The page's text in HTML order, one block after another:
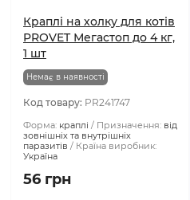
Краплі на холку для котів
PROVET Мегастоп до 4 кг,
1 шт
Немає в наявності
Код товару: PR241747
Форма: краплі Призначення: від
зовнішніх та внутрішніх
паразитів
Країна виробник:
Україна
56 грн